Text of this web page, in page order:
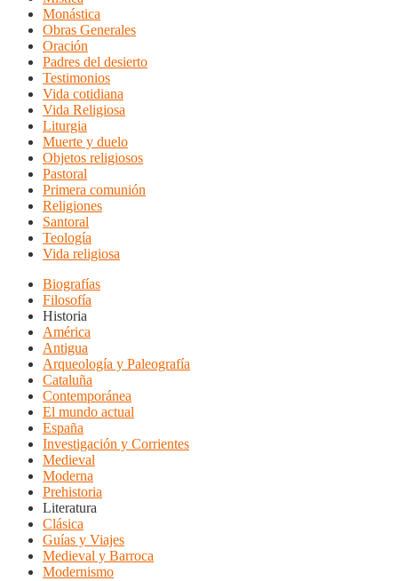
Monástica
Obras Generales
Oración
Padres del desierto
Testimonios
Vida cotidiana
Vida Religiosa
Liturgia
Muerte y duelo
Objetos religiosos
Pastoral
Primera comunión
Religiones
Santoral
Teología
Vida religiosa
Biografías
Filosofía
Historia
América
Antigua
Arqueología y Paleografía
Cataluña
Contemporánea
El mundo actual
España
Investigación y Corrientes
Medieval
Moderna
Prehistoria
Literatura
Clásica
Guías y Viajes
Medieval y Barroca
Modernismo